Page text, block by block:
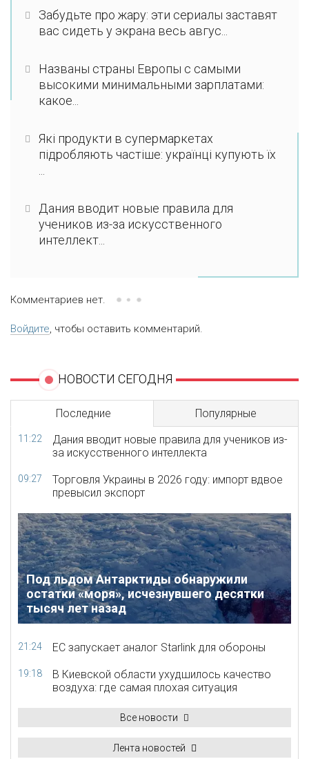
Забудьте про жару: эти сериалы заставят
вас сидеть у экрана весь авгус...
Названы страны Европы с самыми
высокими минимальными зарплатами:
какое...
Які продукти в супермаркетах
підробляють частіше: українці купують їх
Дания вводит новые правила для
учеников из-за искусственного
интеллект...
Комментариев нет.
Войдите, чтобы оставить комментарий.
НОВОСТИ СЕГОДНЯ
Последние Популярные
11:22
Дания вводит новые правила для учеников из-
за искусственного интеллекта
09:27
Торговля Украины в 2026 году: импорт вдвое
превысил экспорт
Под льдом Антарктиды обнаружили
остатки «моря», исчезнувшего десятки
тысяч лет назад
21:24 ЕС запускает аналог Starlink для обороны
19:18
В Киевской области ухудшилось качество
воздуха: где самая плохая ситуация
Все новости
Лента новостей